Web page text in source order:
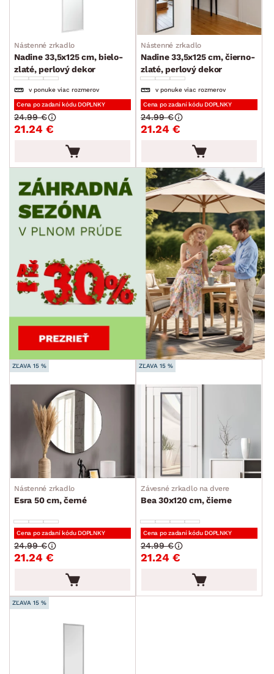
Nástenné zrkadlo
Nadine 33,5x125 cm, bielo-
zlaté, perlový dekor
v ponuke viac rozmerov
Cena po zadaní kódu DOPLNKY
21.24 €
24.99 €
Nástenné zrkadlo
Nadine 33,5x125 cm, čierno-
zlaté, perlový dekor
v ponuke viac rozmerov
Cena po zadaní kódu DOPLNKY
21.24 €
24.99 €
ZĽAVA 15 %
Nástenné zrkadlo
Esra 50 cm, černé
Cena po zadaní kódu DOPLNKY
21.24 €
24.99 €
ZĽAVA 15 %
Závesné zrkadlo na dvere
Bea 30x120 cm, čierne
Cena po zadaní kódu DOPLNKY
21.24 €
24.99 €
ZĽAVA 15 %